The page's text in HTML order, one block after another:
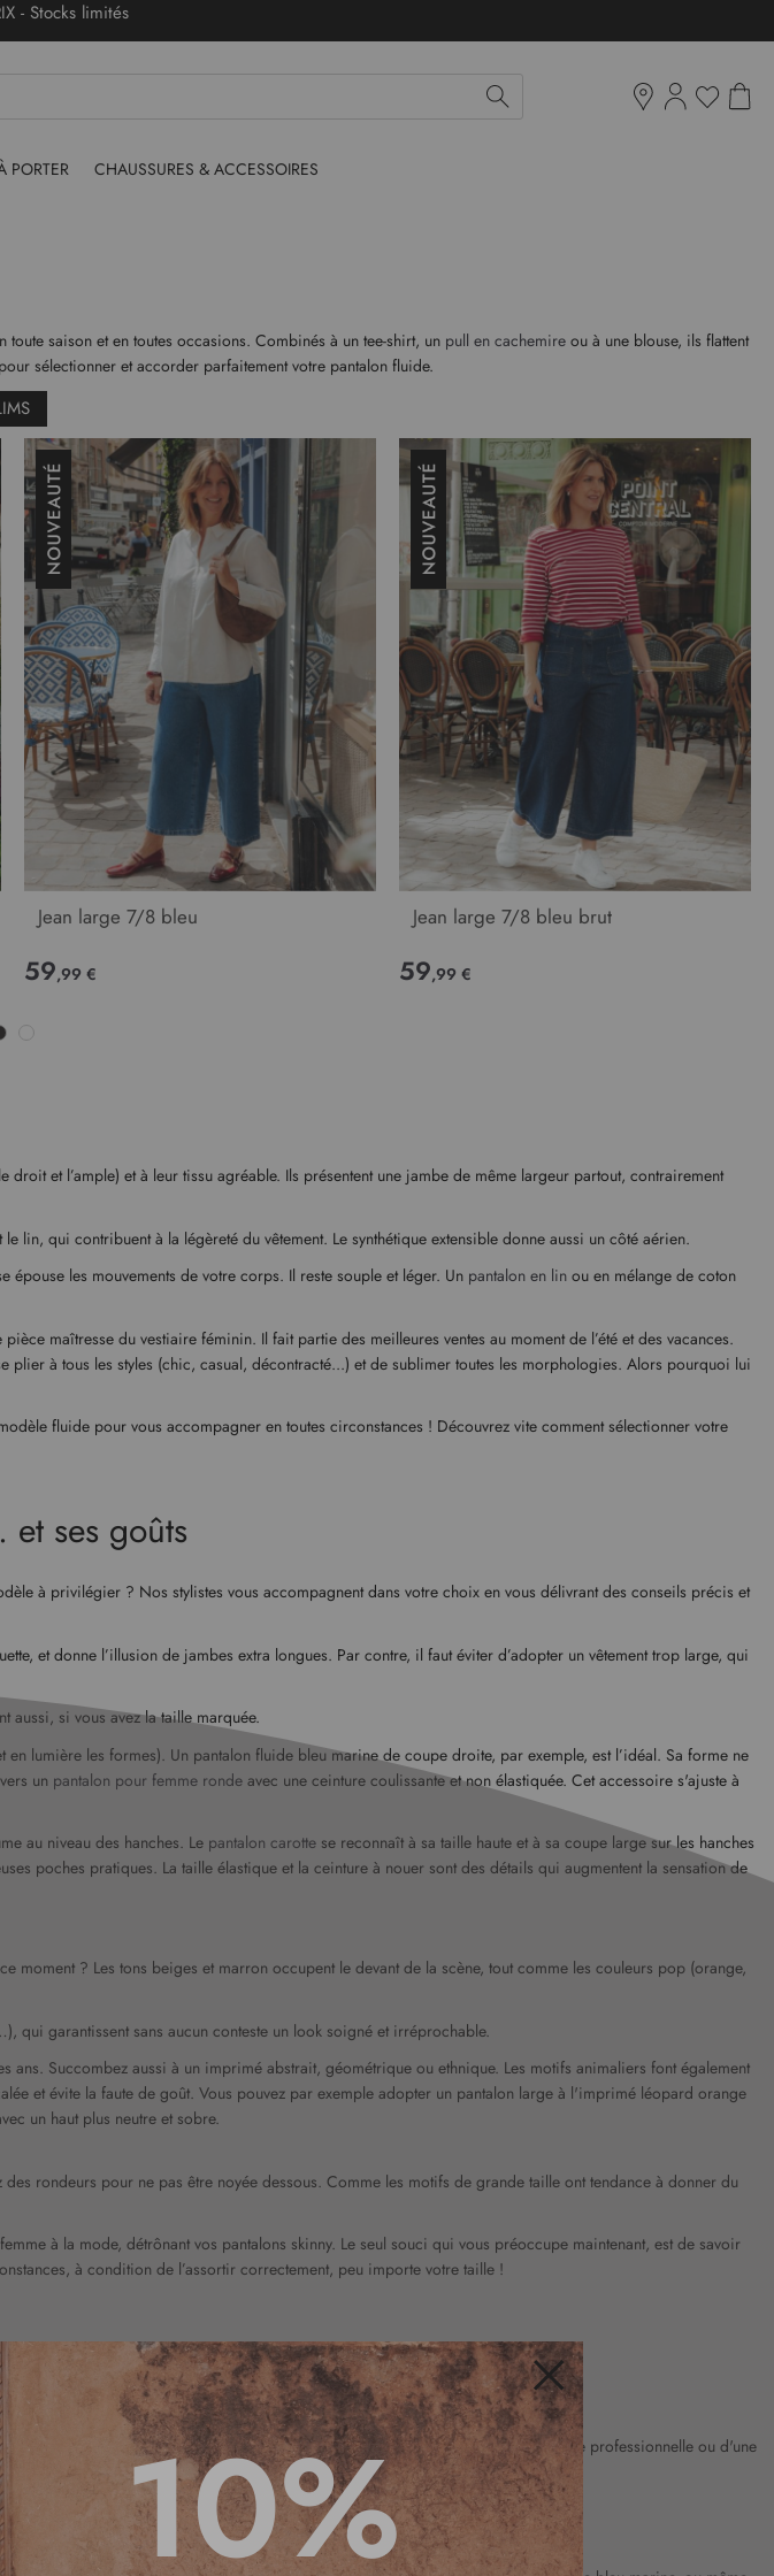
- Stocks limités
PORTER CHAUSSURES & ACCESSOIRES
saison et en toutes occasions. Combinés à un tee-shirt, un pull en cachemire ou à une blouse, ils flattent
sélectionner et accorder parfaitement votre pantalon fluide.
Jean large 7/8 bleu
59,99 €
Jean large 7/8 bleu brut
59,99 €
et l’ample) et à leur tissu agréable. Ils présentent une jambe de même largeur partout, contrairement
lin, qui contribuent à la légèreté du vêtement. Le synthétique extensible donne aussi un côté aérien.
les mouvements de votre corps. Il reste souple et léger. Un pantalon en lin ou en mélange de coton
maîtresse du vestiaire féminin. Il fait partie des meilleures ventes au moment de l’été et des vacances.
plier à tous les styles (chic, casual, décontracté...) et de sublimer toutes les morphologies. Alors pourquoi lui
fluide pour vous accompagner en toutes circonstances ! Découvrez vite comment sélectionner votre
ses goûts
à privilégier ? Nos stylistes vous accompagnent dans votre choix en vous délivrant des conseils précis et
et donne l’illusion de jambes extra longues. Par contre, il faut éviter d’adopter un vêtement trop large, qui
aussi, si vous avez la taille marquée.
en lumière les formes). Un pantalon fluide bleu marine de coupe droite, par exemple, est l’idéal. Sa forme ne
un pantalon pour femme ronde avec une ceinture coulissante et non élastiquée. Cet accessoire s'ajuste à
au niveau des hanches. Le pantalon carotte se reconnaît à sa taille haute et à sa coupe large sur les hanches
poches pratiques. La taille élastique et la ceinture à nouer sont des détails qui augmentent la sensation de
moment ? Les tons beiges et marron occupent le devant de la scène, tout comme les couleurs pop (orange,
qui garantissent sans aucun conteste un look soigné et irréprochable.
Succombez aussi à un imprimé abstrait, géométrique ou ethnique. Les motifs animaliers font également
et évite la faute de goût. Vous pouvez par exemple adopter un pantalon large à l'imprimé léopard orange
un haut plus neutre et sobre.
rondeurs pour ne pas être noyée dessous. Comme les motifs de grande taille ont tendance à donner du
à la mode, détrônant vos pantalons skinny. Le seul souci qui vous préoccupe maintenant, est de savoir
à condition de l’assortir correctement, peu importe votre taille !
soin les pièces et les accessoires complémentaires. Que vous rêviez d'une tenue professionnelle ou d'une
Fermer
10%